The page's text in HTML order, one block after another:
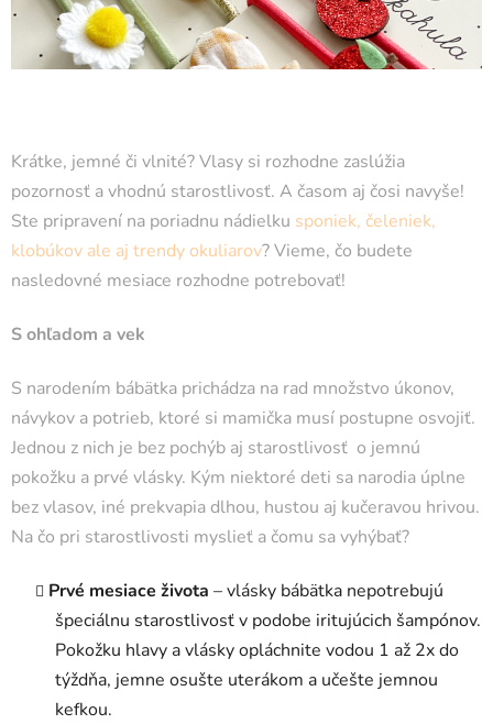
Krátke, jemné či vlnité? Vlasy si rozhodne zaslúžia
pozornosť a vhodnú starostlivosť. A časom aj čosi navyše!
Ste pripravení na poriadnu nádielku sponiek, čeleniek,
klobúkov ale aj trendy okuliarov? Vieme, čo budete
nasledovné mesiace rozhodne potrebovať!
S ohľadom a vek
S narodením bábätka prichádza na rad množstvo úkonov,
návykov a potrieb, ktoré si mamička musí postupne osvojiť.
Jednou z nich je bez pochýb aj starostlivosť o jemnú
pokožku a prvé vlásky. Kým niektoré deti sa narodia úplne
bez vlasov, iné prekvapia dlhou, hustou aj kučeravou hrivou.
Na čo pri starostlivosti myslieť a čomu sa vyhýbať?
Prvé mesiace života – vlásky bábätka nepotrebujú
špeciálnu starostlivosť v podobe iritujúcich šampónov.
Pokožku hlavy a vlásky opláchnite vodou 1 až 2x do
týždňa, jemne osušte uterákom a učešte jemnou
kefkou.